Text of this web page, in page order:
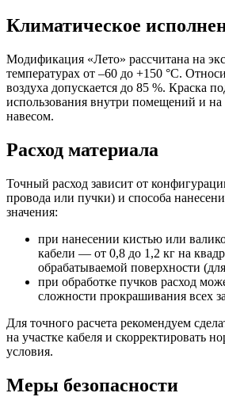
Климатическое
Модификация «Лето» рассчитана на
температурах от –60 до +150 °С.
воздуха допускается до 85 %. Краска
использования внутри помещений и
навесом.
Расход материала
Точный расход зависит от
провода или пучки) и способа
значения:
при нанесении кистью или
кабели — от 0,8 до 1,2 кг на
обрабатываемой поверхности
при обработке пучков расход
сложности прокрашивания всех
Для точного расчета рекомендуем
на участке кабеля и скорректировать
условия.
Меры безопасности